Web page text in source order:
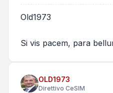
Old1973
Si vis pacem, para
OLD1973
Direttivo CeSIM